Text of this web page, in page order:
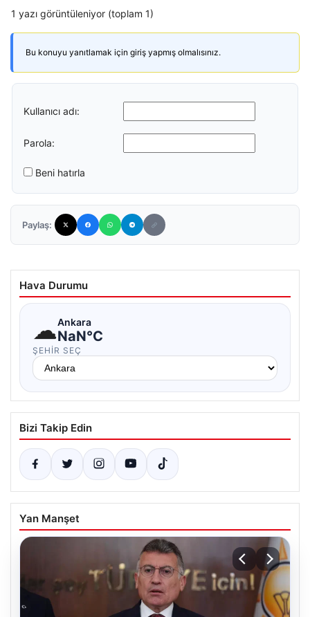
1 yazı görüntüleniyor (toplam 1)
Bu konuyu yanıtlamak için giriş yapmış olmalısınız.
Kullanıcı adı:
Parola:
Beni hatırla
Paylaş:
Hava Durumu
☁Ankara
NaN°C
ŞEHIR SEÇ
Bizi Takip Edin
Yan Manşet